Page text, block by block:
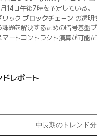
14日午後7時を予定している。
リックブロックチェーン の透明
題を解決するための暗号基盤プ
ートコントラクト演算が可能だ
ドレポート
中長期のトレンド